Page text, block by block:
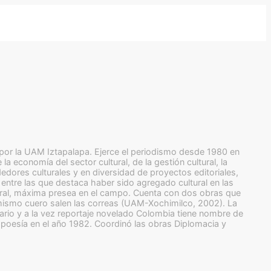
la UAM Iztapalapa. Ejerce el periodismo desde 1980 en
economía del sector cultural, de la gestión cultural, la
culturales y en diversidad de proyectos editoriales,
las que destaca haber sido agregado cultural en las
máxima presea en el campo. Cuenta con dos obras que
cuero salen las correas (UAM-Xochimilco, 2002). La
y a la vez reportaje novelado Colombia tiene nombre de
en el año 1982. Coordinó las obras Diplomacia y